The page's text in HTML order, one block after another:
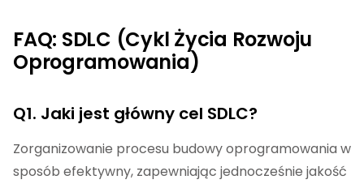
FAQ: SDLC (Cykl Życia Rozwoju
Oprogramowania)
Q1. Jaki jest główny cel SDLC?
Zorganizowanie procesu budowy oprogramowania w
sposób efektywny, zapewniając jednocześnie jakość